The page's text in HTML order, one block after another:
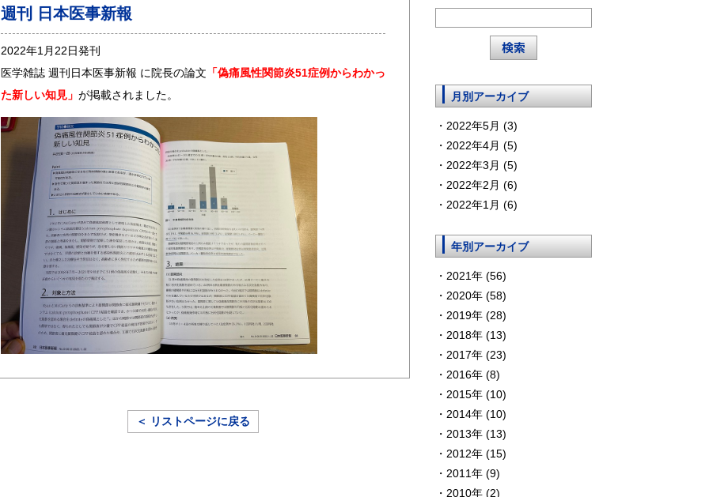
週刊 日本医事新報
2022年1月22日発刊
医学雑誌 週刊日本医事新報 に院長の論文 「偽痛風性関節炎51症例からわかっ
た新しい知見」 が掲載されました。
＜ リストページに戻る
月別アーカイブ
2022年5月 (3)
2022年4月 (5)
2022年3月 (5)
2022年2月 (6)
2022年1月 (6)
年別アーカイブ
2021年 (56)
2020年 (58)
2019年 (28)
2018年 (13)
2017年 (23)
2016年 (8)
2015年 (10)
2014年 (10)
2013年 (13)
2012年 (15)
2011年 (9)
2010年 (2)